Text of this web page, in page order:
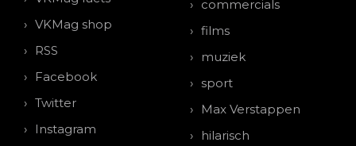
VKMag shop
RSS
Facebook
Twitter
Instagram
commercials
films
muziek
sport
Max Verstappen
hilarisch